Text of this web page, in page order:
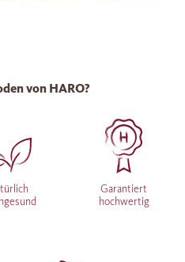
von HARO?
Garantiert
hochwertig